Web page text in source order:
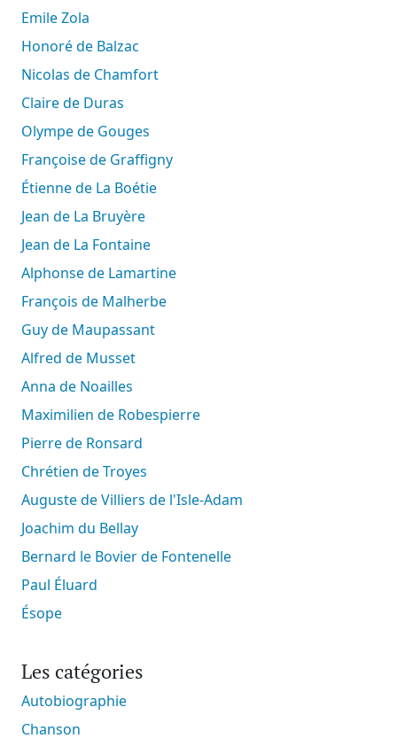
Emile Zola
Honoré de Balzac
Nicolas de Chamfort
Claire de Duras
Olympe de Gouges
Françoise de Graffigny
Étienne de La Boétie
Jean de La Bruyère
Jean de La Fontaine
Alphonse de Lamartine
François de Malherbe
Guy de Maupassant
Alfred de Musset
Anna de Noailles
Maximilien de Robespierre
Pierre de Ronsard
Chrétien de Troyes
Auguste de Villiers de l'Isle-Adam
Joachim du Bellay
Bernard le Bovier de Fontenelle
Paul Éluard
Ésope
Les catégories
Autobiographie
Chanson